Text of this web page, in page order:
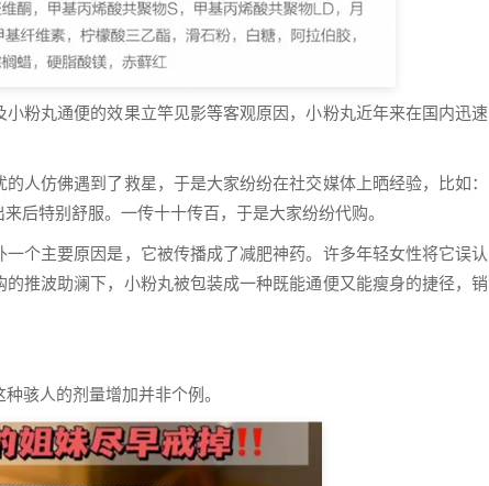
粉丸通便的效果立竿见影等客观原因，小粉丸近年来在国内迅速
人仿佛遇到了救星，于是大家纷纷在社交媒体上晒经验，比如：
后特别舒服。一传十十传百，于是大家纷纷代购。
个主要原因是，它被传播成了减肥神药。许多年轻女性将它误认
推波助澜下，小粉丸被包装成一种既能通便又能瘦身的捷径，销
骇人的剂量增加并非个例。